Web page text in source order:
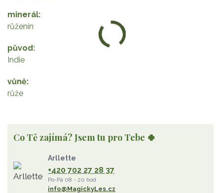
minerál
růženín
původ
Indie
vůně
růže
Co Tě zajímá? Jsem tu pro Tebe 🍀
Arllette
+420 702 27 28 37
Po-Pá 08 - 20 hod
info@MagickyLes.cz